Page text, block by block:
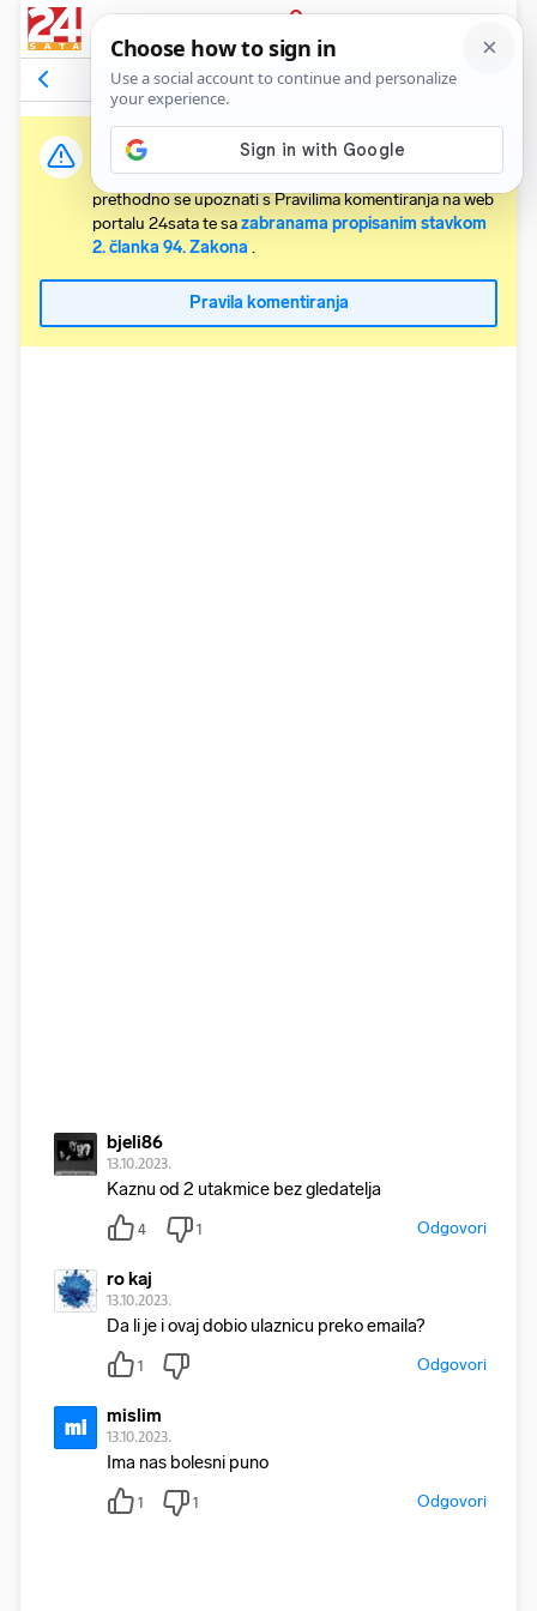
PRIJAVA
Komentari4 Relevantni
Važna obavijest:
Svaki korisnik koji želi komentirati članke obvezan je
prethodno se upoznati s Pravilima komentiranja na web
portalu 24sata te sazabranama propisanim stavkom
2. članka 94. Zakona .
Pravila komentiranja
bjeli86
13.10.2023.
Kaznu od 2 utakmice bez gledatelja
4 1 Odgovori
ro kaj
13.10.2023.
Da li je i ovaj dobio ulaznicu preko emaila?
1 Odgovori
mi mislim
13.10.2023.
Ima nas bolesni puno
1 1 Odgovori